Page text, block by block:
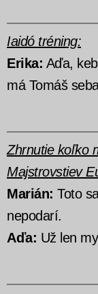
Iaidó tréning:
Erika: Aďa,
má Tomáš
Zhrnutie koľko
Majstrovstiev
Marián: Toto
nepodarí.
Aďa: Už len